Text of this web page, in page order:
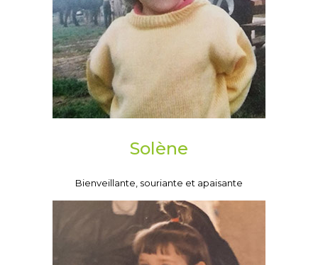
Solène
Bienveillante, souriante et apaisante